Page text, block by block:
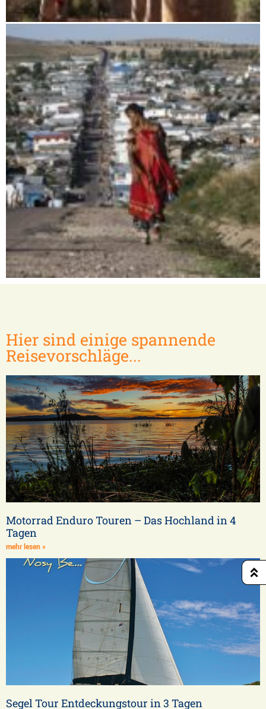
Hier sind einige spannende
Reisevorschläge...
Motorrad Enduro Touren – Das Hochland in 4
Tagen
mehr lesen »
Segel Tour Entdeckungstour in 3 Tagen